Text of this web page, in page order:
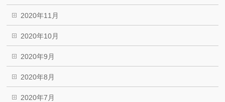
2020年11月
2020年10月
2020年9月
2020年8月
2020年7月